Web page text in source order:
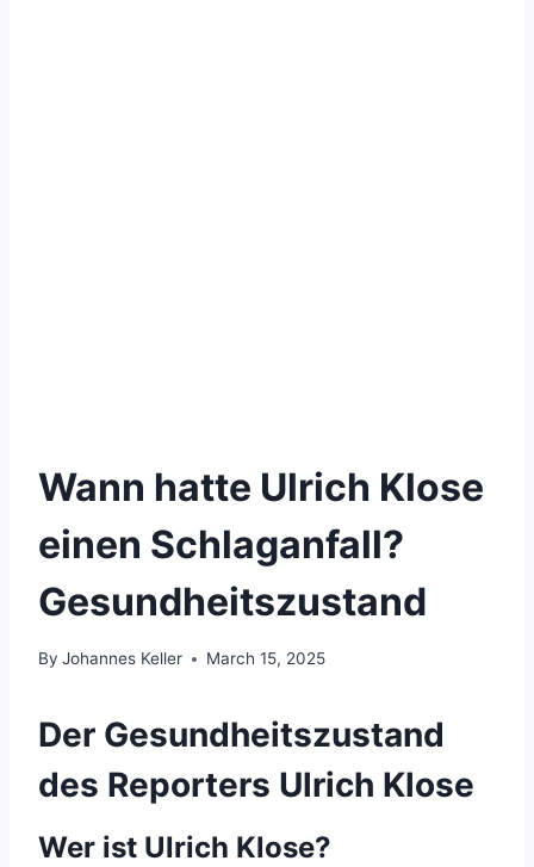
Wann hatte Ulrich Klose
einen Schlaganfall?
Gesundheitszustand
By Johannes Keller March 15, 2025
Der Gesundheitszustand
des Reporters Ulrich Klose
Wer ist Ulrich Klose?